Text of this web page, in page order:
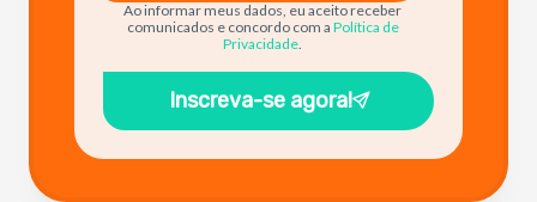
Ao informar meus dados, eu aceito receber
comunicados e concordo com a Política de
Privacidade.
Inscreva-se agora!